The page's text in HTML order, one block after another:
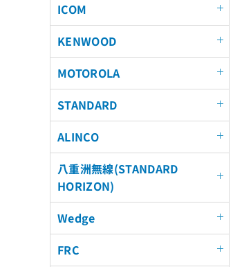
ICOM
KENWOOD
MOTOROLA
STANDARD
ALINCO
八重洲無線(STANDARD
HORIZON)
Wedge
FRC